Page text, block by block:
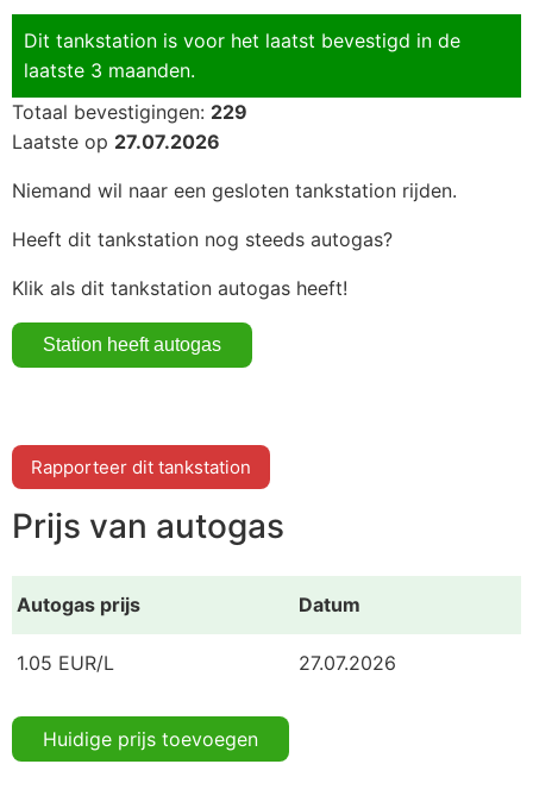
Dit tankstation is voor het laatst bevestigd in de
laatste 3 maanden.
Totaal bevestigingen: 229
Laatste op 27.07.2026
Niemand wil naar een gesloten tankstation rijden.
Heeft dit tankstation nog steeds autogas?
Klik als dit tankstation autogas heeft!
Rapporteer dit tankstation
Prijs van autogas
Autogas prijs Datum
1.05 EUR/L 27.07.2026
Huidige prijs toevoegen